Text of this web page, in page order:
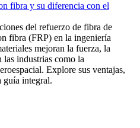
fibra y su diferencia con el
del refuerzo de fibra de
fibra (FRP) en la ingeniería
mejoran la fuerza, la
industrias como la
Explore sus ventajas,
guía integral.